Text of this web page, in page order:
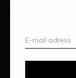
Categorieën
Over ons